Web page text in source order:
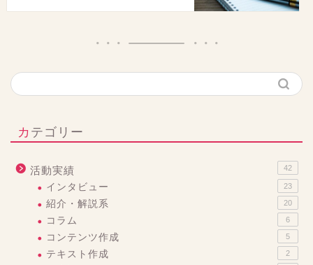
カテゴリー
活動実績 42
インタビュー 23
紹介・解説系 20
コラム 6
コンテンツ作成 5
テキスト作成 2